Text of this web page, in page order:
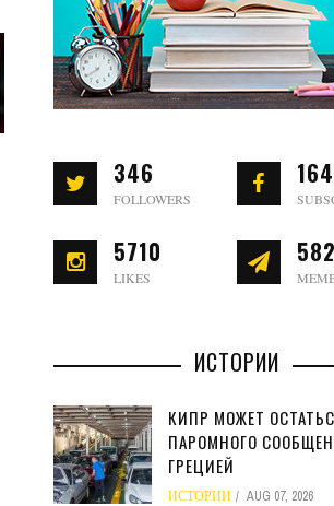
346
FOLLOWERS
5710
LIKES
ИСТОРИИ
КИПР МОЖЕТ
ПАРОМНОГО
ГРЕЦИЕЙ
ИСТОРИИ AUG 07, 2026